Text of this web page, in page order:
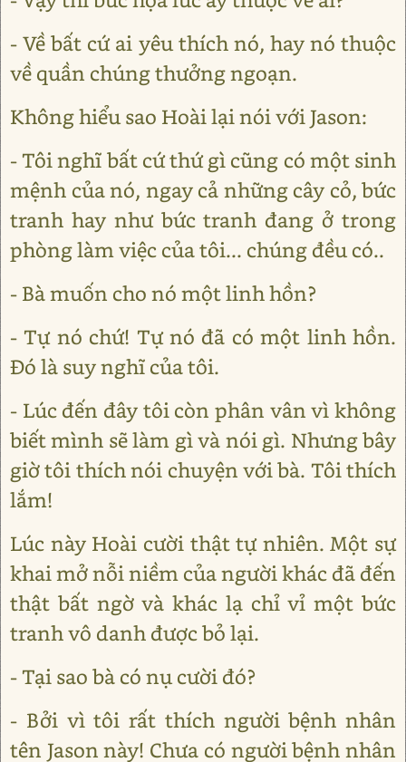
- Về bất cứ ai yêu thích nó, hay nó thuộc
về quần chúng thưởng ngoạn.
Không hiểu sao Hoài lại nói với Jason:
- Tôi nghĩ bất cứ thứ gì cũng có một sinh
mệnh của nó, ngay cả những cây cỏ, bức
tranh hay như bức tranh đang ở trong
phòng làm việc của tôi... chúng đều có..
- Bà muốn cho nó một linh hồn?
- Tự nó chứ! Tự nó đã có một linh hồn.
Đó là suy nghĩ của tôi.
- Lúc đến đây tôi còn phân vân vì không
biết mình sẽ làm gì và nói gì. Nhưng bây
giờ tôi thích nói chuyện với bà. Tôi thích
lắm!
Lúc này Hoài cười thật tự nhiên. Một sự
khai mở nỗi niềm của người khác đã đến
thật bất ngờ và khác lạ chỉ vỉ một bức
tranh vô danh được bỏ lại.
- Tại sao bà có nụ cười đó?
- Bởi vì tôi rất thích người bệnh nhân
tên Jason này! Chưa có người bệnh nhân